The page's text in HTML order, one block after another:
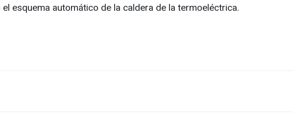
esquema automático de la caldera de la termoeléctrica.